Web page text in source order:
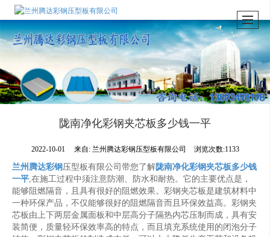
陇南净化彩钢夹芯板多少钱一平
2022-10-01 来自: 兰州腾达彩钢压型板有限公司 浏览次数:1133
兰州腾达彩钢 压型板有限公司带您了解陇南净化彩钢夹芯板多少钱
一平,在施工过程中须注意防潮、防水和耐热。它的主要优点是，
能够阻燃隔音，且具有很好的阻燃效果。彩钢夹芯板是建筑材料中
一种环保产品，不仅能够很好的阻燃隔音而且环保效益高。彩钢夹
芯板由上下两层金属面板和中层高分子隔热内芯压制而成，具有安
装简便，质量轻环保效率高的特点，而且填充系统使用的闭泡分子